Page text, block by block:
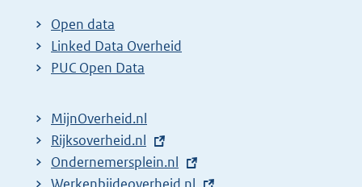
t
e
r
l
i
n
Open data
Linked Data Overheid
PUC Open Data
MijnOverheid.nl
E
x
Rijksoverheid.nl
E
Ondernemersplein.nl